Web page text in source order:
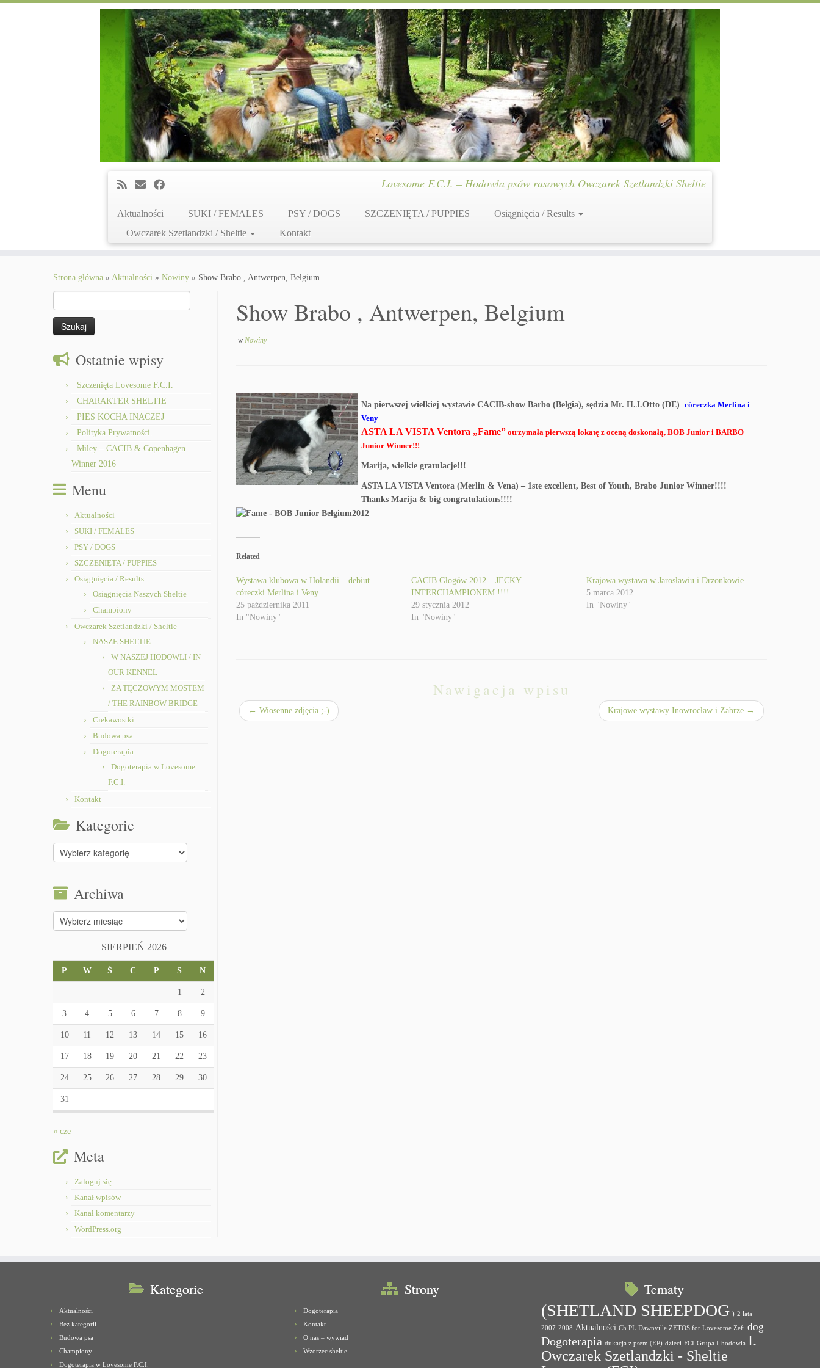
Lovesome F.C.I. – Hodowla psów rasowych Owczarek Szetlandzki Sheltie
Aktualności SUKI / FEMALES PSY / DOGS SZCZENIĘTA / PUPPIES
Osiągnięcia / Results
Owczarek Szetlandzki / Sheltie
Kontakt
Strona główna » Aktualności » Nowiny » Show Brabo , Antwerpen, Belgium
Ostatnie wpisy
Szczenięta Lovesome F.C.I.
CHARAKTER SHELTIE
PIES KOCHA INACZEJ
Polityka Prywatności.
Miley – CACIB & Copenhagen
Winner 2016
Menu
Aktualności
SUKI / FEMALES
PSY / DOGS
SZCZENIĘTA / PUPPIES
Osiągnięcia / Results
Osiągnięcia Naszych Sheltie
Championy
Owczarek Szetlandzki / Sheltie
NASZE SHELTIE
W NASZEJ HODOWLI / IN
OUR KENNEL
ZA TĘCZOWYM MOSTEM
/ THE RAINBOW BRIDGE
Ciekawostki
Budowa psa
Dogoterapia
Dogoterapia w Lovesome
F.C.I.
Kontakt
Kategorie
Kategorie
Archiwa
Archiwa
SIERPIEŃ 2026
P W Ś C P S N
1 2
3 4 5 6 7 8 9
10 11 12 13 14 15 16
17 18 19 20 21 22 23
24 25 26 27 28 29 30
31
« cze
Meta
Zaloguj się
Kanał wpisów
Kanał komentarzy
WordPress.org
Show Brabo , Antwerpen, Belgium
w Nowiny
Na pierwszej wielkiej wystawie CACIB-show Barbo (Belgia), sędzia Mr. H.J.Otto (DE) córeczka Merlina i
Veny
ASTA LA VISTA Ventora „Fame” otrzymała pierwszą lokatę z oceną doskonałą, BOB Junior i BARBO
Junior Winner!!!
Marija, wielkie gratulacje!!!
ASTA LA VISTA Ventora (Merlin & Vena) – 1ste excellent, Best of Youth, Brabo Junior Winner!!!!
Thanks Marija & big congratulations!!!!
Related
Wystawa klubowa w Holandii – debiut
córeczki Merlina i Veny
25 października 2011
In "Nowiny"
CACIB Głogów 2012 – JECKY
INTERCHAMPIONEM !!!!
29 stycznia 2012
In "Nowiny"
Krajowa wystawa w Jarosławiu i Drzonkowie
5 marca 2012
In "Nowiny"
Nawigacja wpisu
← Wiosenne zdjęcia ;-) Krajowe wystawy Inowrocław i Zabrze →
Kategorie
Aktualności
Bez kategorii
Budowa psa
Championy
Dogoterapia w Lovesome F.C.I.
Strony
Dogoterapia
Kontakt
O nas – wywiad
Wzorzec sheltie
Tematy
(SHETLAND SHEEPDOG ) 2 lata
2007 2008 Aktualności Ch.PL Dawnville ZETOS for Lovesome Zefi dog
Dogoterapia dukacja z psem (EP) dzieci FCI Grupa I hodowla I.
Owczarek Szetlandzki - Sheltie